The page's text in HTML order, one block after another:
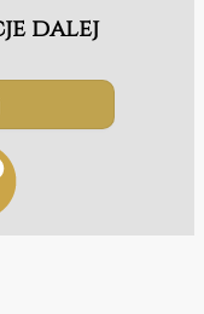
dalej